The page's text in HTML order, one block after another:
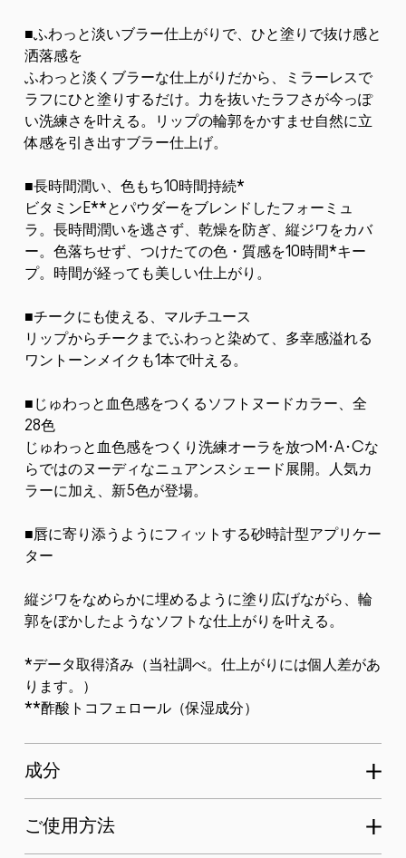
■ふわっと淡いブラー仕上がりで、ひと塗りで抜け感と
洒落感を
ふわっと淡くブラーな仕上がりだから、ミラーレスで
ラフにひと塗りするだけ。力を抜いたラフさが今っぽ
い洗練さを叶える。リップの輪郭をかすませ自然に立
体感を引き出すブラー仕上げ。
■長時間潤い、色もち10時間持続*
ビタミンE**とパウダーをブレンドしたフォーミュ
ラ。長時間潤いを逃さず、乾燥を防ぎ、縦ジワをカバ
ー。色落ちせず、つけたての色・質感を10時間*キー
プ。時間が経っても美しい仕上がり。
■チークにも使える、マルチユース
リップからチークまでふわっと染めて、多幸感溢れる
ワントーンメイクも1本で叶える。
■じゅわっと血色感をつくるソフトヌードカラー、全
28色
じゅわっと血色感をつくり洗練オーラを放つM･A･Cな
らではのヌーディなニュアンスシェード展開。人気カ
ラーに加え、新5色が登場。
■唇に寄り添うようにフィットする砂時計型アプリケー
ター
縦ジワをなめらかに埋めるように塗り広げながら、輪
郭をぼかしたようなソフトな仕上がりを叶える。
*データ取得済み（当社調べ。仕上がりには個人差があ
ります。）
**酢酸トコフェロール（保湿成分）
成分
ご使用方法